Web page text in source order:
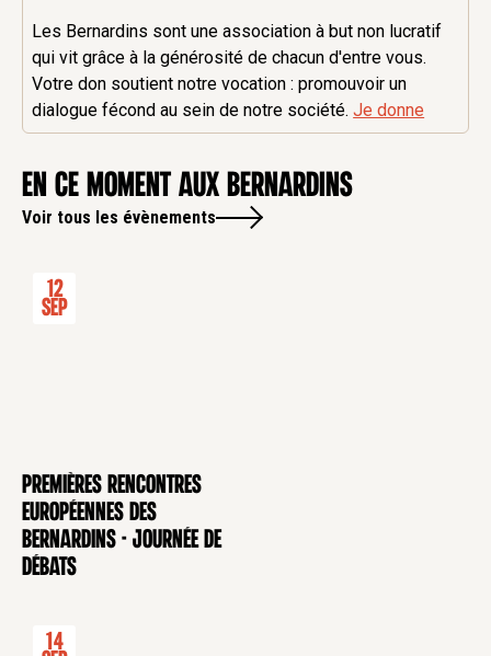
Les Bernardins sont une association à but non lucratif
qui vit grâce à la générosité de chacun d'entre vous.
Votre don soutient notre vocation : promouvoir un
dialogue fécond au sein de notre société.Je donne
en ce moment aux Bernardins
Voir tous les évènements
CONFÉRENCE
12
Sep
Premières rencontres
européennes des
Bernardins - Journée de
débats
14